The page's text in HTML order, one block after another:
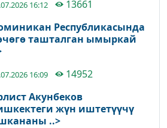
16:12
13661
Республикасында
ташталган ымыркай
16:09
14952
Акунбеков
жүн иштетүүчү
..>